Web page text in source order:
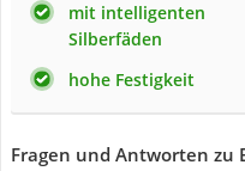
mit intelligenten
Silberfäden
hohe Festigkeit
Fragen und Antworten zu